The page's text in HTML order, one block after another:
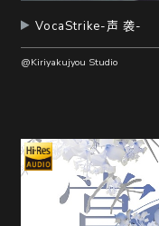
VocaStrike-声 袭-
@Kiriyakujyou Studio